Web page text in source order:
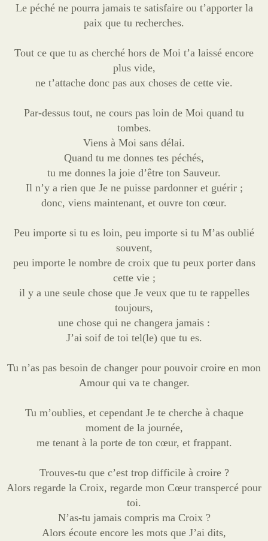
Le péché ne pourra jamais te satisfaire ou t’apporter la
paix que tu recherches.
Tout ce que tu as cherché hors de Moi t’a laissé encore
plus vide,
ne t’attache donc pas aux choses de cette vie.
Par-dessus tout, ne cours pas loin de Moi quand tu
tombes.
Viens à Moi sans délai.
Quand tu me donnes tes péchés,
tu me donnes la joie d’être ton Sauveur.
Il n’y a rien que Je ne puisse pardonner et guérir ;
donc, viens maintenant, et ouvre ton cœur.
Peu importe si tu es loin, peu importe si tu M’as oublié
souvent,
peu importe le nombre de croix que tu peux porter dans
cette vie ;
il y a une seule chose que Je veux que tu te rappelles
toujours,
une chose qui ne changera jamais :
J’ai soif de toi tel(le) que tu es.
Tu n’as pas besoin de changer pour pouvoir croire en mon
Amour qui va te changer.
Tu m’oublies, et cependant Je te cherche à chaque
moment de la journée,
me tenant à la porte de ton cœur, et frappant.
Trouves-tu que c’est trop difficile à croire ?
Alors regarde la Croix, regarde mon Cœur transpercé pour
toi.
N’as-tu jamais compris ma Croix ?
Alors écoute encore les mots que J’ai dits,